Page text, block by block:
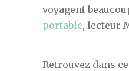
voyagent
portable, lecteur
Retrouvez dans